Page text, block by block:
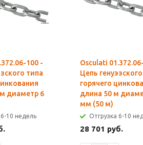
100 -
типа
диаметр 6
10 недель
Osculati
Цепь
горячего
длина 50 м
мм (50 м)
Отгрузка 6-10
28 701 руб.